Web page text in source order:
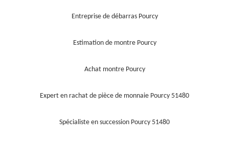
Entreprise de débarras Pourcy
Estimation de montre Pourcy
Achat montre Pourcy
Expert en rachat de pièce de monnaie Pourcy 51480
Spécialiste en succession Pourcy 51480